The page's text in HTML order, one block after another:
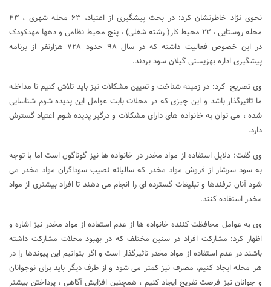
نحوی نژاد خاطرنشان کرد: در بحث پیشگیری از اعتیاد، ۶۳ محله شهری ، ۴۳
محله روستایی ، ۲۲ محیط کار( رشته شغلی) ، پنج محیط نظامی و دهها مهدکودک
در این خصوص فعالیت داشته که در سال ۹۸ حدود ۷۲۸ هزارنفر از برنامه
پیشگیری اداره بهزیستی گیلان سود بردند.
وی تصریح کرد: در زمینه شناخت و تعیین مشکلات نیز باید تلاش کنیم تا مداخله
ما تاثیرگذار باشد و این چیزی که در محلات بابت عوامل این پدیده شوم شناسایی
شده ، می توان به خانواده های دارای مشکلات و درگیر پدیده شوم اعتیاد گسترش
دارد.
وی گفت: دلایل استفاده از مواد مخدر در خانواده ها نیز گوناگون است اما با توجه
به سود سرشار از فروش مواد مخدر که سالیانه نصیب سوداگران مواد مخدر می
شود آنان ترفندها و تبلیغات گسترده ای را انجام می دهند تا افراد بیشتری از مواد
مخدر استفاده کنند.
وی به عوامل محافظت کننده خانواده ها از عدم استفاده از مواد مخدر نیز اشاره و
اظهار کرد: مشارکت افراد در سنین مختلف که در بهبود محلات مشارکت داشته
باشند در عدم استفاده از مواد مخدر تاثیرگذار است و اگر بتوانیم این پیوندها را در
هر محله ایجاد کنیم، مصرف نیز کمتر می شود و از طرف دیگر باید برای نوجوانان
و جوانان نیز فرصت تفریح ایجاد کنیم ، همچنین افزایش آگاهی ، پرداختن بیشتر